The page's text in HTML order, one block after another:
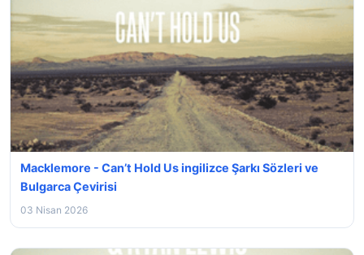
Macklemore - Can’t Hold Us ingilizce Şarkı Sözleri ve
Bulgarca Çevirisi
03 Nisan 2026